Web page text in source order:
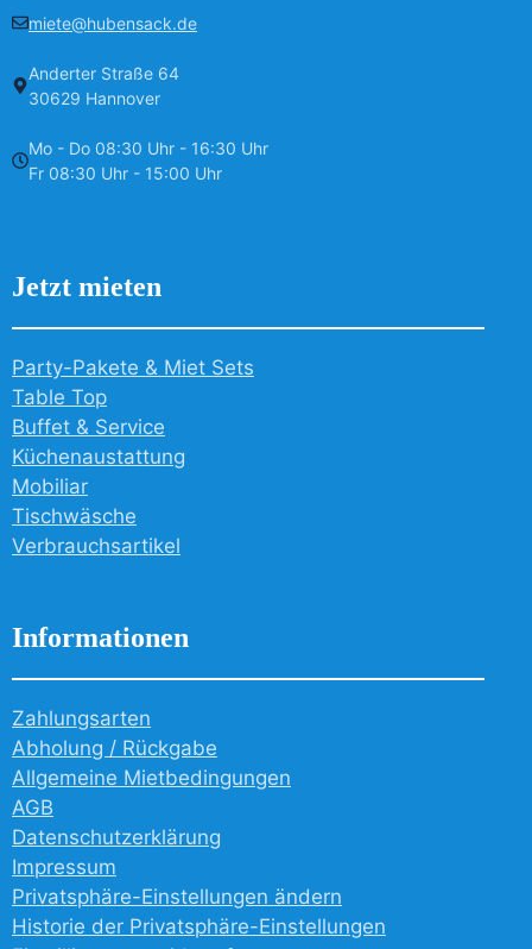
miete@hubensack.de
Anderter Straße 64
30629 Hannover
Mo - Do 08:30 Uhr - 16:30 Uhr
Fr 08:30 Uhr - 15:00 Uhr
Jetzt mieten
Party-Pakete & Miet Sets
Table Top
Buffet & Service
Küchenaustattung
Mobiliar
Tischwäsche
Verbrauchsartikel
Informationen
Zahlungsarten
Abholung / Rückgabe
Allgemeine Mietbedingungen
AGB
Datenschutzerklärung
Impressum
Privatsphäre-Einstellungen ändern
Historie der Privatsphäre-Einstellungen